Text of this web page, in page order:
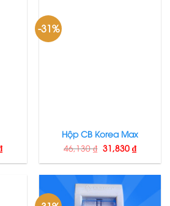
-31%
Hộp CB Korea Max
46,130₫ 31,830 ₫